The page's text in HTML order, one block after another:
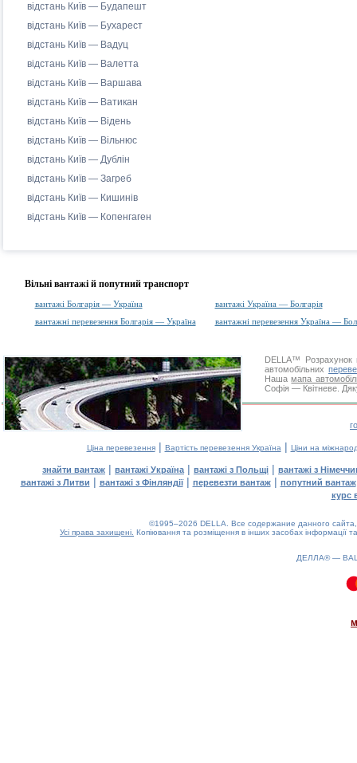
відстань Київ — Будапешт
відстань Київ — Бухарест
відстань Київ — Вадуц
відстань Київ — Валетта
відстань Київ — Варшава
відстань Київ — Ватикан
відстань Київ — Відень
відстань Київ — Вільнюс
відстань Київ — Дублін
відстань Київ — Загреб
відстань Київ — Кишинів
відстань Київ — Копенгаген
Вільні вантажі й попутний транспорт
вантажі Болгарія — Україна
вантажі Україна — Болгарія
вантажні перевезення Болгарія — Україна
вантажні перевезення Україна —
DELLA™
Розрахунок
автомобільних
Нашамапа
Софія — Квітневе.
Ціна перевезення| Вартість перевезення Україна | Ціни на
знайти вантаж | вантажі Україна | вантажі з Польщі | вантажі з
вантажі з Литви | вантажі з Фінляндії| перевезти вантаж| попутний вантаж
курс
©1995–2026 DELLA. Все содержание данного
Усі права захищені. Копіювання та розміщення в інших засобах інформації
ДЕЛЛА® —